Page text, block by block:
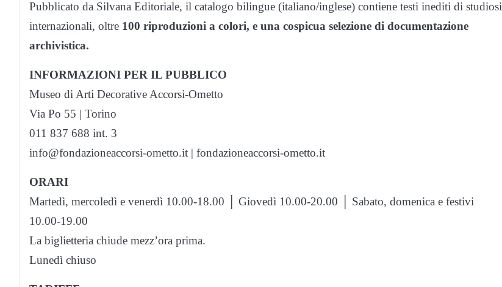
Pubblicato da Silvana Editoriale, il catalogo bilingue (italiano/inglese) contiene testi inediti di studiosi
internazionali, oltre 100 riproduzioni a colori, e una cospicua selezione di documentazione
archivistica.
INFORMAZIONI PER IL PUBBLICO
Museo di Arti Decorative Accorsi-Ometto
Via Po 55 | Torino
011 837 688 int. 3
info@fondazioneaccorsi-ometto.it | fondazioneaccorsi-ometto.it
ORARI
Martedì, mercoledì e venerdì 10.00-18.00 │ Giovedì 10.00-20.00 │ Sabato, domenica e festivi
10.00-19.00
La biglietteria chiude mezz’ora prima.
Lunedì chiuso